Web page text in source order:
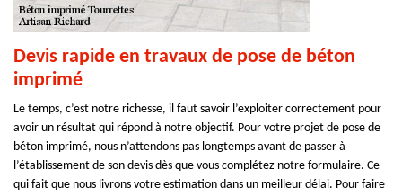
Devis rapide en travaux de pose de béton
imprimé
Le temps, c’est notre richesse, il faut savoir l’exploiter correctement pour
avoir un résultat qui répond à notre objectif. Pour votre projet de pose de
béton imprimé, nous n’attendons pas longtemps avant de passer à
l’établissement de son devis dès que vous complétez notre formulaire. Ce
qui fait que nous livrons votre estimation dans un meilleur délai. Pour faire